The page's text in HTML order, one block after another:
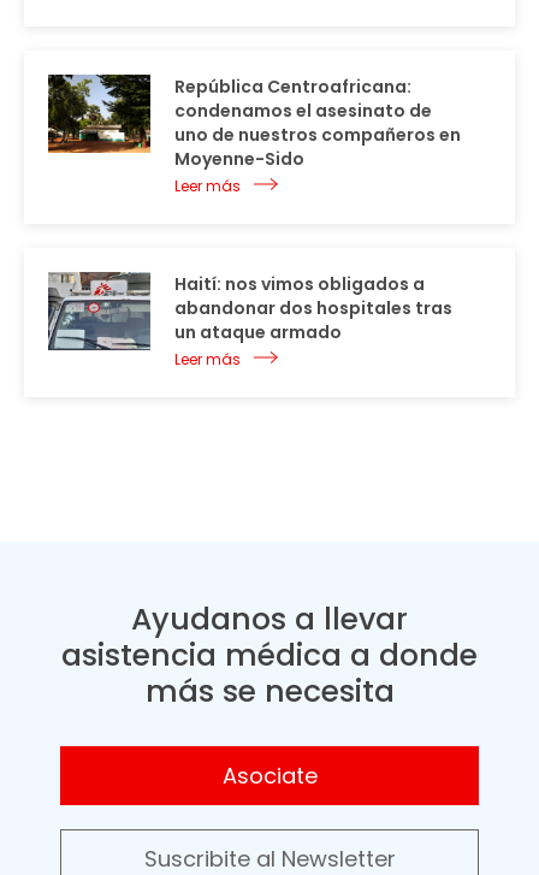
República Centroafricana:
condenamos el asesinato de
uno de nuestros compañeros en
Moyenne-Sido
Leer más
Haití: nos vimos obligados a
abandonar dos hospitales tras
un ataque armado
Leer más
Ayudanos a llevar
asistencia médica a donde
más se necesita
Asociate
Suscribite al Newsletter